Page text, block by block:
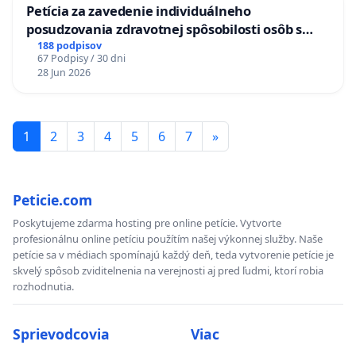
Petícia za zavedenie individuálneho
posudzovania zdravotnej spôsobilosti osôb s
diabetom 1. a 2. typu pri prijímaní do
Policajného zboru SR
188 podpisov
67 Podpisy / 30 dni
28 Jun 2026
1 2 3 4 5 6 7 »
Peticie.com
Poskytujeme zdarma hosting pre online petície. Vytvorte
profesionálnu online petíciu použítím našej výkonnej služby. Naše
petície sa v médiach spomínajú každý deň, teda vytvorenie petície je
skvelý spôsob zviditelnenia na verejnosti aj pred ľudmi, ktorí robia
rozhodnutia.
Sprievodcovia Viac